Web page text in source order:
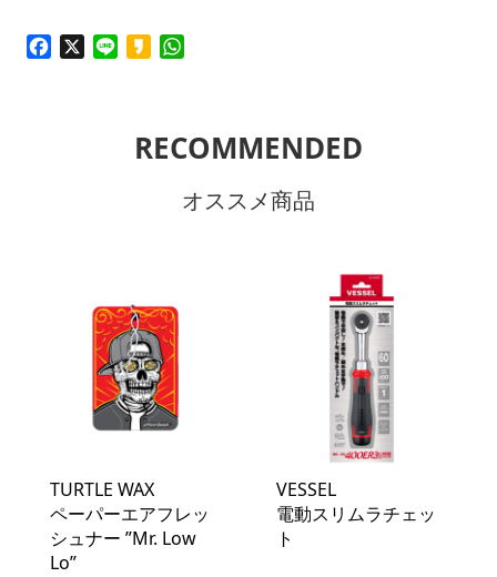
Facebook Line Kakao
RECOMMENDED
オススメ商品
TURTLE WAX
ペーパーエアフレッ
シュナー ”Mr. Low
Lo”
VESSEL
電動スリムラチェッ
ト